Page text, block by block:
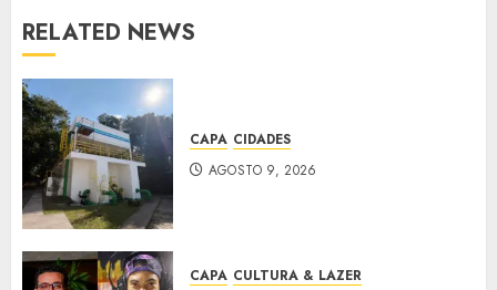
RELATED NEWS
CAPA CIDADES
AGOSTO 9, 2026
CAPA CULTURA & LAZER